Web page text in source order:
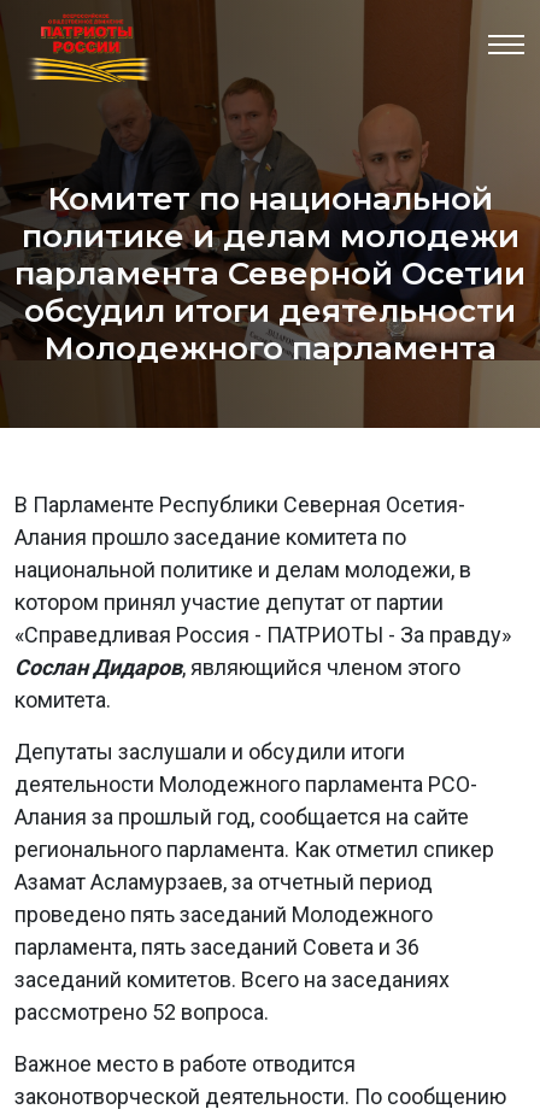
Комитет по национальной
политике и делам молодежи
парламента Северной Осетии
обсудил итоги деятельности
Молодежного парламента
В Парламенте Республики Северная Осетия-
Алания прошло заседание комитета по
национальной политике и делам молодежи, в
котором принял участие депутат от партии
«Справедливая Россия - ПАТРИОТЫ - За правду»
Сослан Дидаров, являющийся членом этого
комитета.
Депутаты заслушали и обсудили итоги
деятельности Молодежного парламента РСО-
Алания за прошлый год, сообщается на сайте
регионального парламента. Как отметил спикер
Азамат Асламурзаев, за отчетный период
проведено пять заседаний Молодежного
парламента, пять заседаний Совета и 36
заседаний комитетов. Всего на заседаниях
рассмотрено 52 вопроса.
Важное место в работе отводится
законотворческой деятельности. По сообщению